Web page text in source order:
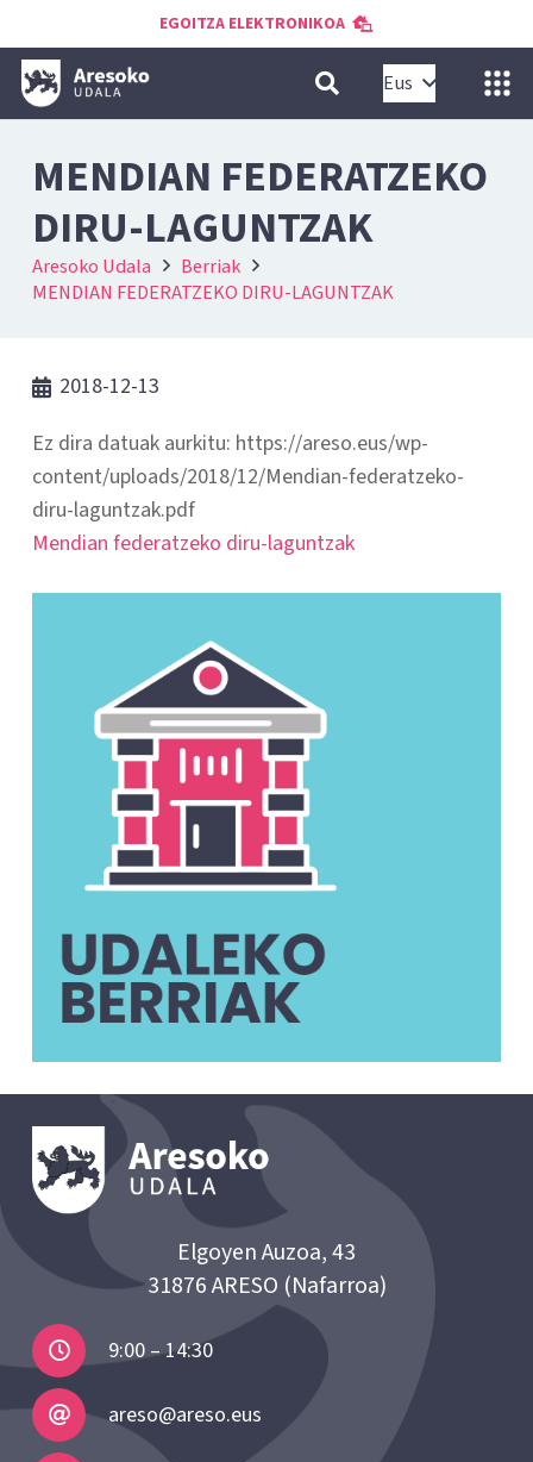
EGOITZA ELEKTRONIKOA
Eus
MENDIAN FEDERATZEKO
DIRU-LAGUNTZAK
Aresoko Udala
Berriak
MENDIAN FEDERATZEKO DIRU-LAGUNTZAK
2018-12-13
Ez dira datuak aurkitu: https://areso.eus/wp-
content/uploads/2018/12/Mendian-federatzeko-
diru-laguntzak.pdf
Mendian federatzeko diru-laguntzak
Elgoyen Auzoa, 43
31876 ARESO (Nafarroa)
9:00 – 14:30
areso@areso.eus